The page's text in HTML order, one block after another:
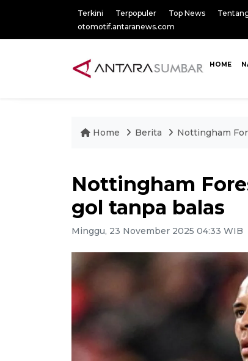
Terkini Terpopuler Top News
otomotif.antaranews.com
HOME
Home Berita Nottingham
Nottingham
gol tanpa balas
Minggu, 23 November 2025 04:33 WIB